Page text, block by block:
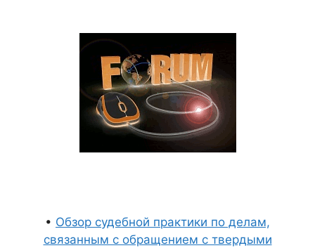
• Обзор судебной практики по делам,
связанным с обращением с твердыми